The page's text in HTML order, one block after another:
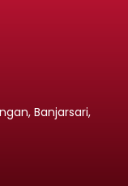
Banjarsari,